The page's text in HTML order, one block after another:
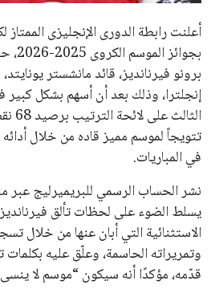
محافظات
أعلنت رابطة الدورى الإنجليزى الممتاز
برونو فيرنانديز، قائد مانشستر
إنجلترا، وذلك بعد أن أسهم بشكل
تتويجاً لموسم مميز قاده من خلال
في المباريات.
نشر الحساب الرسمي للبريميرليج
يسلط الضوء على لحظات تألق
الاستثنائية التي أبان عنها من خلال
وتمريراته الحاسمة، وعلّق عليه
قدّمه، مؤكدًا أنه سيكون “موسم لا